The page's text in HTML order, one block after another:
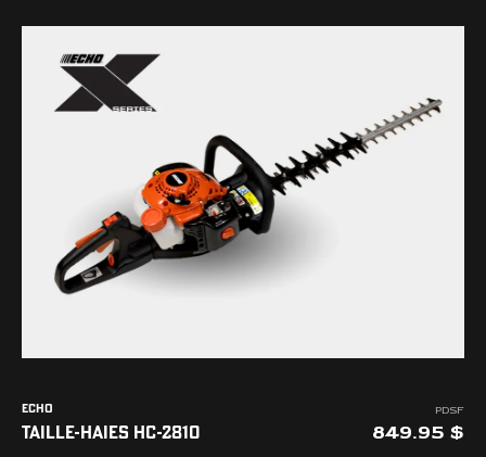
TROUVER VOS PIÈCES
L'ENTREPRISE
NOUS JOINDRE
ECHO
TAILLE-HAIES HC-2810
PDSF
849.95